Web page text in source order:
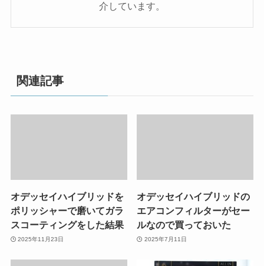
介しています。
関連記事
オデッセイハイブリッドを
ポリッシャーで磨いてガラ
スコーティングをした結果
2025年11月23日
オデッセイハイブリッドの
エアコンフィルターがセー
ルなので買っておいた
2025年7月11日